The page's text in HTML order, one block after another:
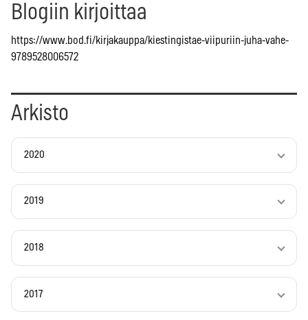
Blogiin kirjoittaa
https://www.bod.fi/kirjakauppa/kiestingistae-viipuriin-juha-vahe-
9789528006572
Arkisto
2020
2019
2018
2017